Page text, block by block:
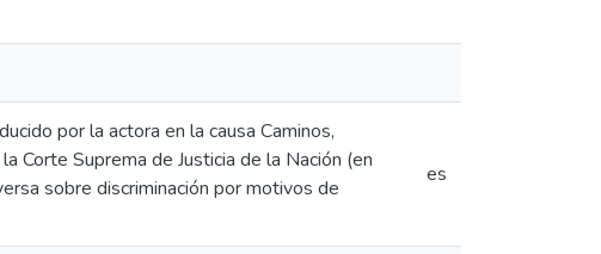
por la actora en la causa Caminos,
Corte Suprema de Justicia de la Nación (en
sobre discriminación por motivos de
es